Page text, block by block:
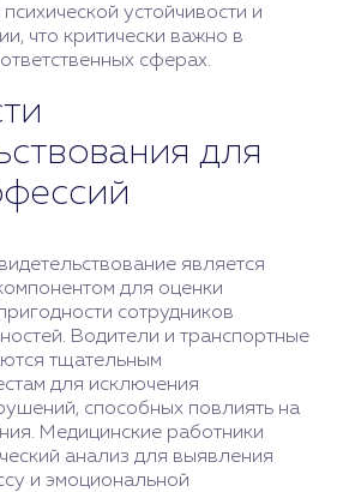
устойчивости и
что критически важно в
сферах.
для
является
для оценки
сотрудников
Водители и транспортные
тщательным
для исключения
способных повлиять на
Медицинские работники
анализ для выявления
и эмоциональной